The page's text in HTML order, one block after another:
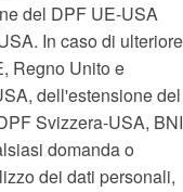
del DPF UE-USA
In caso di ulteriore
Regno Unito e
dell'estensione del
Svizzera-USA, BNI
domanda o
dei dati personali,